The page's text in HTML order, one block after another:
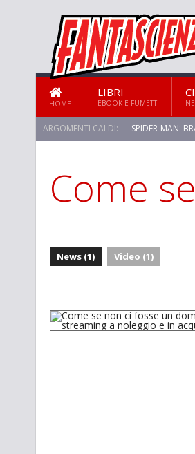
HOME
LIBRI
EBOOK E FUMETTI
ARGOMENTI CALDI: SPIDER-MAN:
STAR TREK: STRANGE NEW WORLDS
Come
News (1) Video (1)